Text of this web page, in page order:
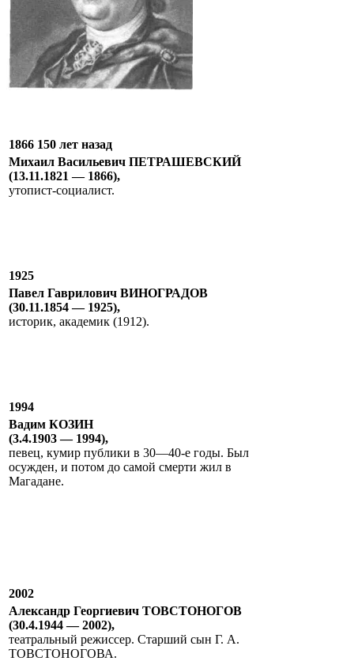
1866 150 лет назад
Михаил Васильевич ПЕТРАШЕВСКИЙ
(13.11.1821 — 1866),
утопист-социалист.
1925
Павел Гаврилович ВИНОГРАДОВ
(30.11.1854 — 1925),
историк, академик (1912).
1994
Вадим КОЗИН
(3.4.1903 — 1994),
певец, кумир публики в 30—40-е годы. Был
осужден, и потом до самой смерти жил в
Магадане.
2002
Александр Георгиевич ТОВСТОНОГОВ
(30.4.1944 — 2002),
театральный режиссер. Старший сын Г. А.
ТОВСТОНОГОВА.